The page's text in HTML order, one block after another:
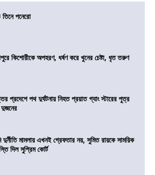
তিনে পনেরো
কিশোরীকে অপহরণ, ধর্ষণ করে খুনের চেষ্টা, ধৃত তরুণ
প্রদেশে পথ দুর্ঘটনায় নিহত প্রয়াত গ্যাং স্টারের পুত্র
দুর্নীতি মামলায় এখনই গ্রেফতার নয়, সুমিত রায়কে সাময়িক
দিল সুপ্রিম কোর্ট